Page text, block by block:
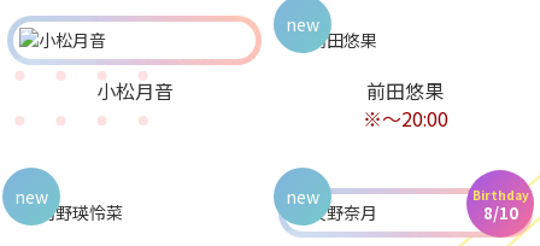
Birthday
8/10
小松月音
前田悠果
※～20:00
new
new new